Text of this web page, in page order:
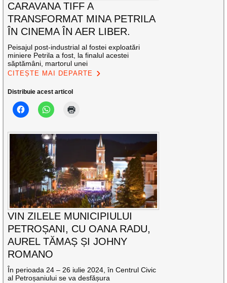
CARAVANA TIFF A
TRANSFORMAT MINA PETRILA
ÎN CINEMA ÎN AER LIBER.
Peisajul post-industrial al fostei exploatări
miniere Petrila a fost, la finalul acestei
săptămâni, martorul unei
CITEȘTE MAI DEPARTE
Distribuie acest articol
VIN ZILELE MUNICIPIULUI
PETROȘANI, CU OANA RADU,
AUREL TĂMAȘ ȘI JOHNY
ROMANO
În perioada 24 – 26 iulie 2024, în Centrul Civic
al Petroșaniului se va desfășura